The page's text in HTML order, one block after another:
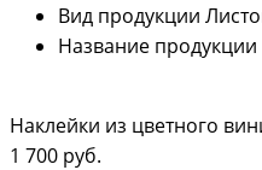
Вид продукции
Название продукции
Наклейки из цветного
1 700 руб.